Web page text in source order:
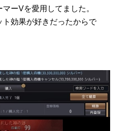
ーVを愛用してました。
効果が好きだったからで